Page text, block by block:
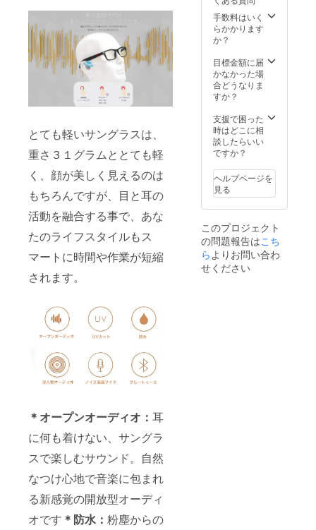
とても軽いサングラスは、
重さ３１グラムととても軽
く、顔が美しく見えるのは
もちろんですが、目と耳の
活動を融合する事で、あな
たのライフスタイルもス
マートに時間や作業が短縮
されます。
＊オープンオーディオ： 耳
に何も着けない、サングラ
スで楽しむサウンド。自然
なつけ心地で音楽に包まれ
る新感覚の開放型オーディ
オです ＊防水： 粉塵からの
ル」か
らご確
認下さ
い。 ※
状況、
使用部
材の供
給状
造工程
上の都
合等に
より出
が遅れ
る場合
があり
ます。
手数料はいく
らかかります
か？
目標金額に届
かなかった場
合どうなりま
すか？
支援で困った
時はどこに相
談したらいい
ですか？
ヘルプページを
見る
このプロジェクト
の問題報告はこち
らよりお問い合わ
せください